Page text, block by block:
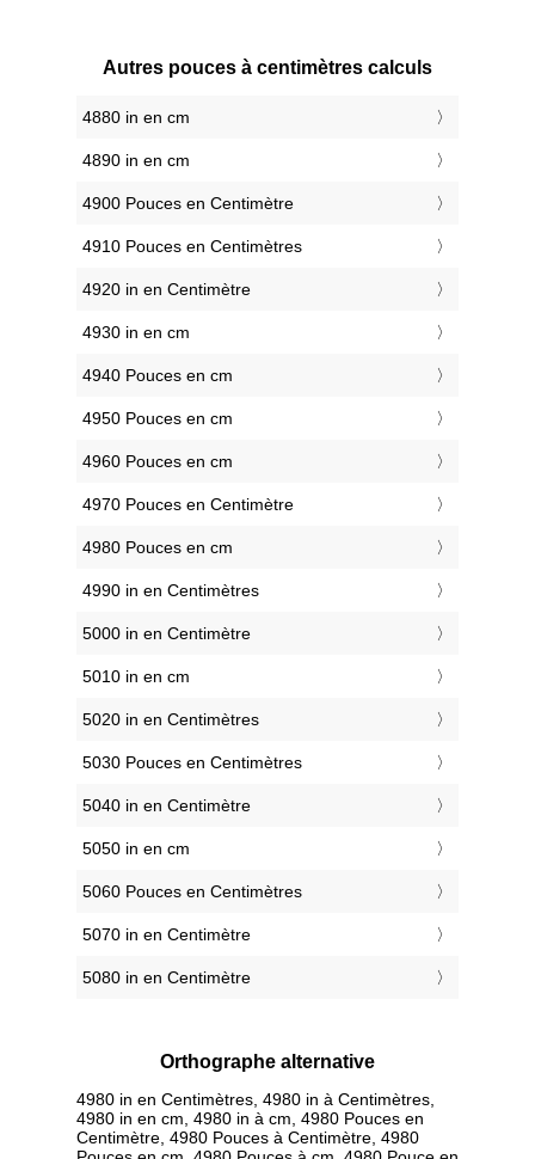
Autres pouces à centimètres calculs
4880 in en cm
4890 in en cm
4900 Pouces en Centimètre
4910 Pouces en Centimètres
4920 in en Centimètre
4930 in en cm
4940 Pouces en cm
4950 Pouces en cm
4960 Pouces en cm
4970 Pouces en Centimètre
4980 Pouces en cm
4990 in en Centimètres
5000 in en Centimètre
5010 in en cm
5020 in en Centimètres
5030 Pouces en Centimètres
5040 in en Centimètre
5050 in en cm
5060 Pouces en Centimètres
5070 in en Centimètre
5080 in en Centimètre
Orthographe alternative
4980 in en Centimètres, 4980 in à Centimètres,
4980 in en cm, 4980 in à cm, 4980 Pouces en
Centimètre, 4980 Pouces à Centimètre, 4980